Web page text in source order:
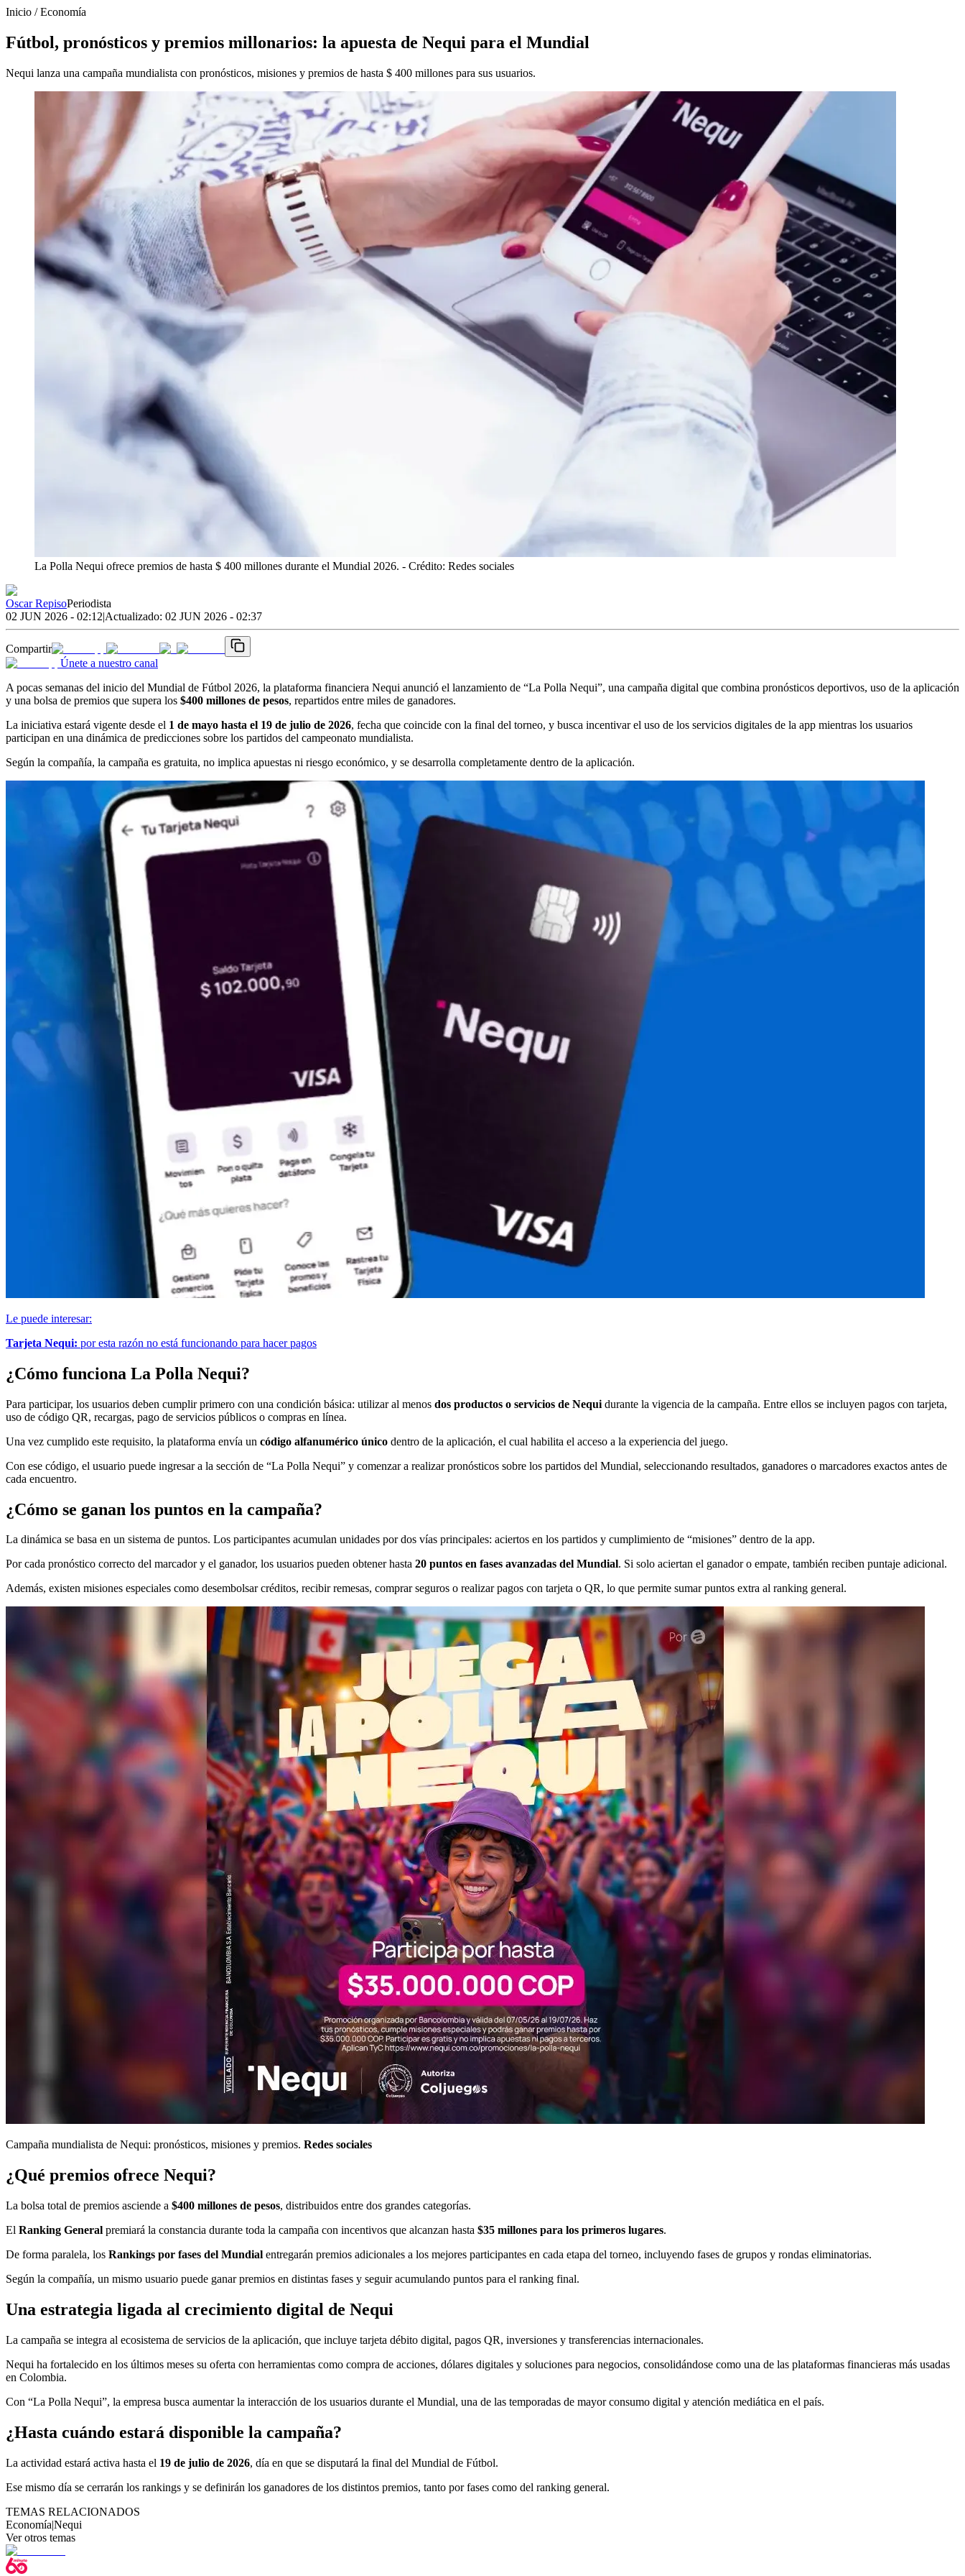
Inicio /Economía
Fútbol, pronósticos y premios millonarios: la apuesta de Nequi para el Mundial
Nequi lanza una campaña mundialista con pronósticos, misiones y premios de hasta $ 400 millones para sus usuarios.
La Polla Nequi ofrece premios de hasta $ 400 millones durante el Mundial 2026. - Crédito: Redes sociales
Oscar RepisoPeriodista
02 JUN 2026 - 02:12|Actualizado: 02 JUN 2026 - 02:37
Compartir
Únete a nuestro canal
A pocas semanas del inicio del Mundial de Fútbol 2026, la plataforma financiera Nequi anunció el lanzamiento de “La Polla Nequi”, una campaña digital que combina pronósticos deportivos, uso de la aplicación
y una bolsa de premios que supera los $400 millones de pesos, repartidos entre miles de ganadores.
La iniciativa estará vigente desde el 1 de mayo hasta el 19 de julio de 2026, fecha que coincide con la final del torneo, y busca incentivar el uso de los servicios digitales de la app mientras los usuarios
participan en una dinámica de predicciones sobre los partidos del campeonato mundialista.
Según la compañía, la campaña es gratuita, no implica apuestas ni riesgo económico, y se desarrolla completamente dentro de la aplicación.
Le puede interesar:
Tarjeta Nequi: por esta razón no está funcionando para hacer pagos
¿Cómo funciona La Polla Nequi?
Para participar, los usuarios deben cumplir primero con una condición básica: utilizar al menos dos productos o servicios de Nequi durante la vigencia de la campaña. Entre ellos se incluyen pagos con tarjeta,
uso de código QR, recargas, pago de servicios públicos o compras en línea.
Una vez cumplido este requisito, la plataforma envía un código alfanumérico único dentro de la aplicación, el cual habilita el acceso a la experiencia del juego.
Con ese código, el usuario puede ingresar a la sección de “La Polla Nequi” y comenzar a realizar pronósticos sobre los partidos del Mundial, seleccionando resultados, ganadores o marcadores exactos antes de
cada encuentro.
¿Cómo se ganan los puntos en la campaña?
La dinámica se basa en un sistema de puntos. Los participantes acumulan unidades por dos vías principales: aciertos en los partidos y cumplimiento de “misiones” dentro de la app.
Por cada pronóstico correcto del marcador y el ganador, los usuarios pueden obtener hasta 20 puntos en fases avanzadas del Mundial. Si solo aciertan el ganador o empate, también reciben puntaje adicional.
Además, existen misiones especiales como desembolsar créditos, recibir remesas, comprar seguros o realizar pagos con tarjeta o QR, lo que permite sumar puntos extra al ranking general.
Campaña mundialista de Nequi: pronósticos, misiones y premios. Redes sociales
¿Qué premios ofrece Nequi?
La bolsa total de premios asciende a $400 millones de pesos, distribuidos entre dos grandes categorías.
El Ranking General premiará la constancia durante toda la campaña con incentivos que alcanzan hasta $35 millones para los primeros lugares.
De forma paralela, los Rankings por fases del Mundial entregarán premios adicionales a los mejores participantes en cada etapa del torneo, incluyendo fases de grupos y rondas eliminatorias.
Según la compañía, un mismo usuario puede ganar premios en distintas fases y seguir acumulando puntos para el ranking final.
Una estrategia ligada al crecimiento digital de Nequi
La campaña se integra al ecosistema de servicios de la aplicación, que incluye tarjeta débito digital, pagos QR, inversiones y transferencias internacionales.
Nequi ha fortalecido en los últimos meses su oferta con herramientas como compra de acciones, dólares digitales y soluciones para negocios, consolidándose como una de las plataformas financieras más usadas
en Colombia.
Con “La Polla Nequi”, la empresa busca aumentar la interacción de los usuarios durante el Mundial, una de las temporadas de mayor consumo digital y atención mediática en el país.
¿Hasta cuándo estará disponible la campaña?
La actividad estará activa hasta el 19 de julio de 2026, día en que se disputará la final del Mundial de Fútbol.
Ese mismo día se cerrarán los rankings y se definirán los ganadores de los distintos premios, tanto por fases como del ranking general.
TEMAS RELACIONADOS
Economía|Nequi
Ver otros temas